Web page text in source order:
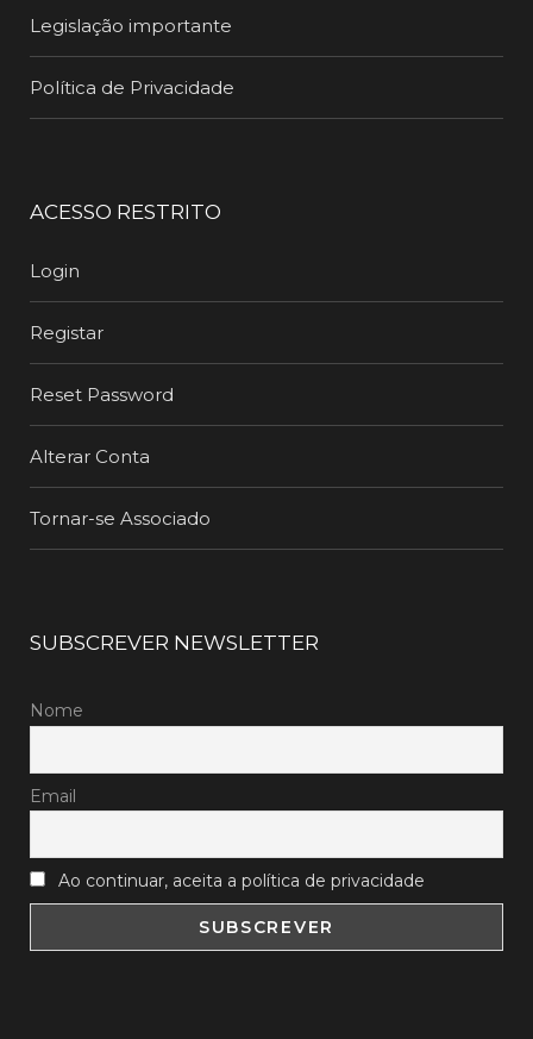
Legislação importante
Política de Privacidade
ACESSO RESTRITO
Login
Registar
Reset Password
Alterar Conta
Tornar-se Associado
SUBSCREVER NEWSLETTER
Nome
Email
Ao continuar, aceita a política de privacidade